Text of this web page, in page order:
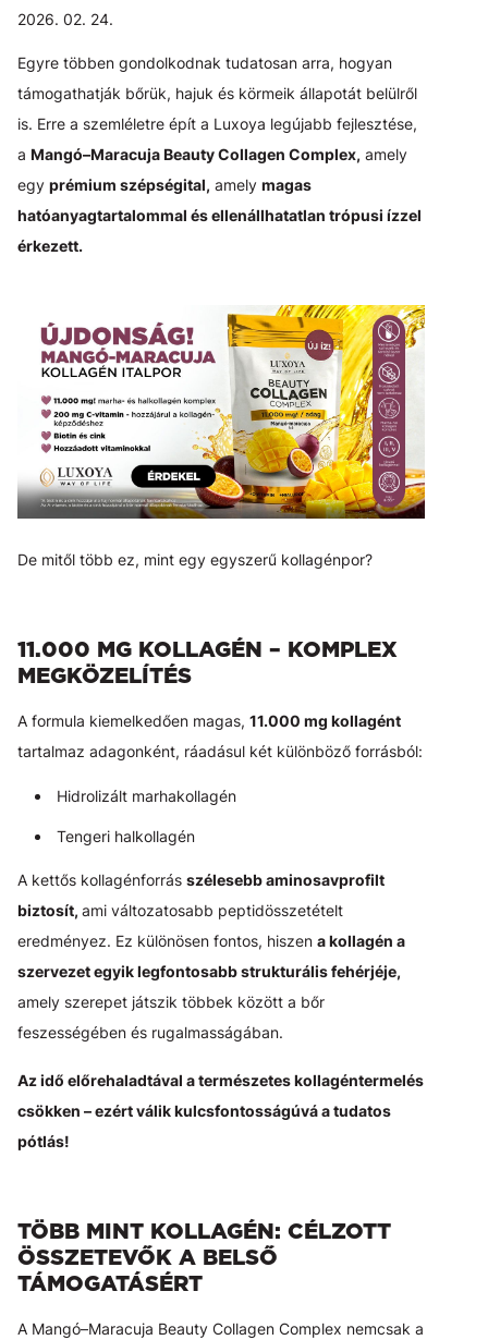
2026. 02. 24.
Egyre többen gondolkodnak tudatosan arra, hogyan
támogathatják bőrük, hajuk és körmeik állapotát belülről
is. Erre a szemléletre épít a Luxoya legújabb fejlesztése,
a Mangó–Maracuja Beauty Collagen Complex, amely
egy prémium szépségital, amely magas
hatóanyagtartalommal és ellenállhatatlan trópusi ízzel
érkezett.
De mitől több ez, mint egy egyszerű kollagénpor?
11.000 MG KOLLAGÉN – KOMPLEX
MEGKÖZELÍTÉS
A formula kiemelkedően magas, 11.000 mg kollagént
tartalmaz adagonként, ráadásul két különböző forrásból:
Hidrolizált marhakollagén
Tengeri halkollagén
A kettős kollagénforrás szélesebb aminosavprofilt
biztosít, ami változatosabb peptidösszetételt
eredményez. Ez különösen fontos, hiszen a kollagén a
szervezet egyik legfontosabb strukturális fehérjéje,
amely szerepet játszik többek között a bőr
feszességében és rugalmasságában.
Az idő előrehaladtával a természetes kollagéntermelés
csökken – ezért válik kulcsfontosságúvá a tudatos
pótlás!
TÖBB MINT KOLLAGÉN: CÉLZOTT
ÖSSZETEVŐK A BELSŐ
TÁMOGATÁSÉRT
A Mangó–Maracuja Beauty Collagen Complex nemcsak a